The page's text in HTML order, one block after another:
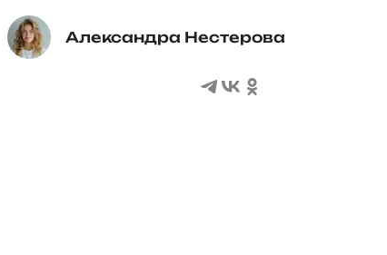
Александра Нестерова